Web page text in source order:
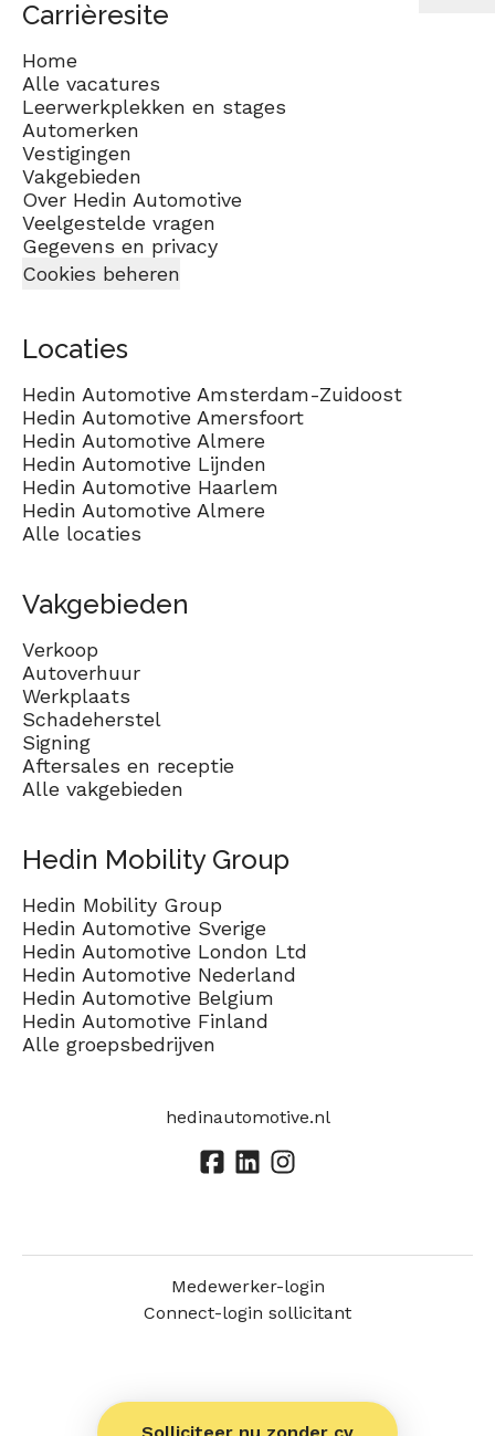
Carrièresite
Home
Alle vacatures
Leerwerkplekken en stages
Automerken
Vestigingen
Vakgebieden
Over Hedin Automotive
Veelgestelde vragen
Gegevens en privacy
Cookies beheren
Locaties
Hedin Automotive Amsterdam-Zuidoost
Hedin Automotive Amersfoort
Hedin Automotive Almere
Hedin Automotive Lijnden
Hedin Automotive Haarlem
Hedin Automotive Almere
Alle locaties
Vakgebieden
Verkoop
Autoverhuur
Werkplaats
Schadeherstel
Signing
Aftersales en receptie
Alle vakgebieden
Hedin Mobility Group
Hedin Mobility Group
Hedin Automotive Sverige
Hedin Automotive London Ltd
Hedin Automotive Nederland
Hedin Automotive Belgium
Hedin Automotive Finland
Alle groepsbedrijven
hedinautomotive.nl
Medewerker-login
Connect-login sollicitant